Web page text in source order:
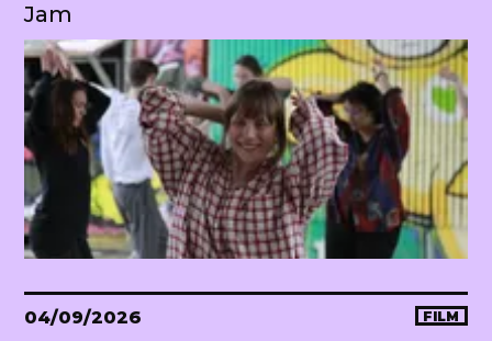
Jam
04/09/2026 FILM